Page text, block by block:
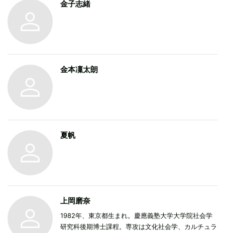
『bounce』『MARQUEE』『CINRA』『ナタリー』
金子志緒
金本凜太朗
夏帆
上岡磨奈
1982年、東京都生まれ。慶應義塾大学大学院社会学
研究科後期博士課程。専攻は文化社会学、カルチュラ